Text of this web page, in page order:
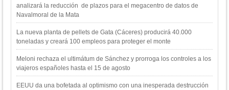
analizará la reducción de plazos para el megacentro de datos de
Navalmoral de la Mata
La nueva planta de pellets de Gata (Cáceres) producirá 40.000
toneladas y creará 100 empleos para proteger el monte
Meloni rechaza el ultimátum de Sánchez y prorroga los controles a los
viajeros españoles hasta el 15 de agosto
EEUU da una bofetada al optimismo con una inesperada destrucción